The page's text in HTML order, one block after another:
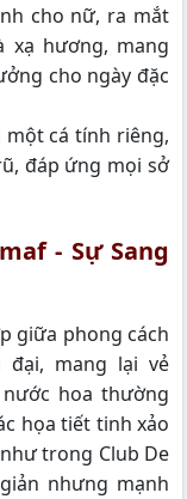
cho nữ, ra mắt
xạ hương, mang
cho ngày đặc
cá tính riêng,
đáp ứng mọi sở
- Sự Sang
giữa phong cách
đại, mang lại vẻ
hoa thường
họa tiết tinh xảo
trong Club De
nhưng mạnh